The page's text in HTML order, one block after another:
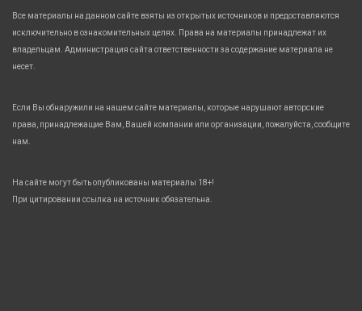
Все материалы на данном сайте взяты из открытых источников и предоставляются
исключительно в ознакомительных целях. Права на материалы принадлежат их
владельцам. Администрация сайта ответственности за содержание материала не
несет.
Если Вы обнаружили на нашем сайте материалы, которые нарушают авторские
права, принадлежащие Вам, Вашей компании или организации, пожалуйста, сообщите
нам.
На сайте могут быть опубликованы материалы 18+!
При цитировании ссылка на источник обязательна.